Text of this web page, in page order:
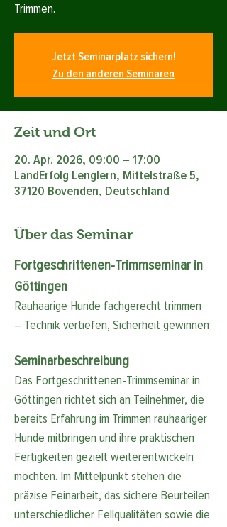
Trimmen.
Jetzt Seminarplatz sichern!
Zu den anderen Seminaren
Zeit und Ort
20. Apr. 2026, 09:00 – 17:00
LandErfolg Lenglern, Mittelstraße 5,
37120 Bovenden, Deutschland
Über das Seminar
Fortgeschrittenen-Trimmseminar in
Göttingen
Rauhaarige Hunde fachgerecht trimmen
– Technik vertiefen, Sicherheit gewinnen
Seminarbeschreibung
Das Fortgeschrittenen-Trimmseminar in
Göttingen richtet sich an Teilnehmer, die
bereits Erfahrung im Trimmen rauhaariger
Hunde mitbringen und ihre praktischen
Fertigkeiten gezielt weiterentwickeln
möchten. Im Mittelpunkt stehen die
präzise Feinarbeit, das sichere Beurteilen
unterschiedlicher Fellqualitäten sowie die